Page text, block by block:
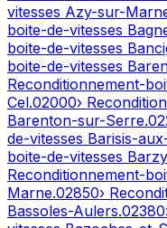
vitesses Azy-sur-
boite-de-vitesses
boite-de-vitesses
boite-de-vitesses
Reconditionnement-
Cel.02000›
Barenton-sur-Serre.
de-vitesses Barisis-
boite-de-vitesses
Reconditionnement-
Marne.02850›
Bassoles-Aulers.02380